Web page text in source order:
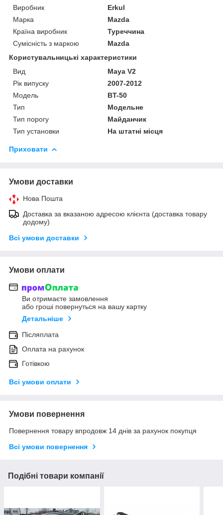
Виробник
Erkul
Марка
Mazda
Країна виробник
Туреччина
Сумісність з маркою
Mazda
Користувальницькі характеристики
Вид
Maya V2
Рік випуску
2007-2012
Мoдель
BT-50
Тип
Модельне
Тип порогу
Майданчик
Тип установки
На штатні місця
Приховати
Умови доставки
Нова Пошта
Доставка за вказаною адресою клієнта (доставка товару
додому)
Всі умови доставки
Умови оплати
Ви отримаєте замовлення
або гроші повернуться на вашу картку
Детальніше
Післяплата
Оплата на рахунок
Готівкою
Всі умови оплати
Умови повернення
Повернення товару впродовж 14 днів за рахунок покупця
Всі умови повернення
Подібні товари компанії